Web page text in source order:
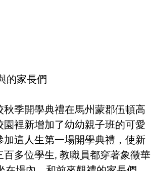
的家長們
季開學典禮在馬州蒙郡伍頓高
裡新增加了幼幼親子班的可愛
這人生第一場開學典禮，使新
多位學生, 教職員都穿著象徵華